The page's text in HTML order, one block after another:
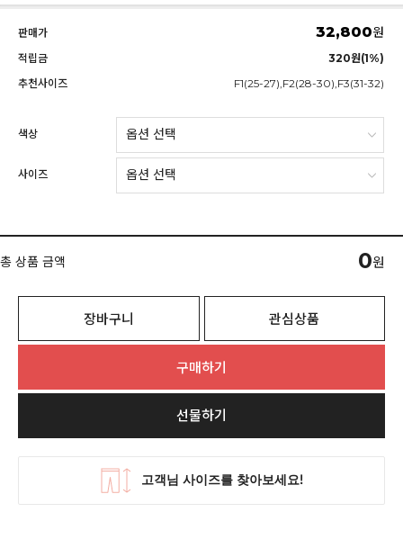
판매가 32,800원
적립금
320원(1%)
추천사이즈
F1(25-27),F2(28-30),F3(31-32)
색상
사이즈
총 상품 금액 0원
장바구니 관심상품
구매하기
선물하기